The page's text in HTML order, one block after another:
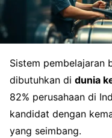
Sistem pembelajaran
dibutuhkan di dunia
82% perusahaan di
kandidat dengan
yang seimbang.